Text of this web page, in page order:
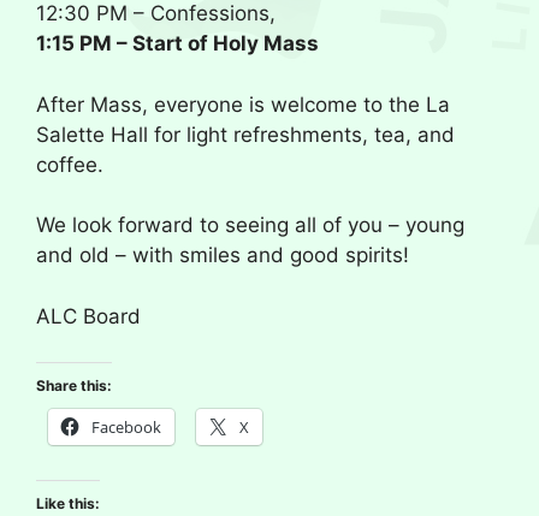
12:30 PM – Confessions,
1:15 PM – Start of Holy Mass
After Mass, everyone is welcome to the La
Salette Hall for light refreshments, tea, and
coffee.
We look forward to seeing all of you – young
and old – with smiles and good spirits!
ALC Board
Share this:
Facebook X
Like this: